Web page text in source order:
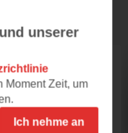
unserer
Moment Zeit, um
Ich nehme an